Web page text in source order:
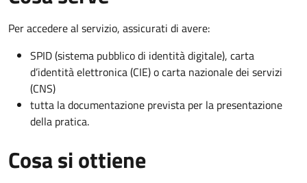
Per accedere al servizio, assicurati di avere:
SPID (sistema pubblico di identità digitale), carta
d’identità elettronica (CIE) o carta nazionale dei servizi
(CNS)
tutta la documentazione prevista per la presentazione
della pratica.
Cosa si ottiene